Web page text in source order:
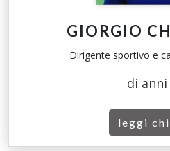
GIORGIO
Dirigente sportivo e
di anni
leggi